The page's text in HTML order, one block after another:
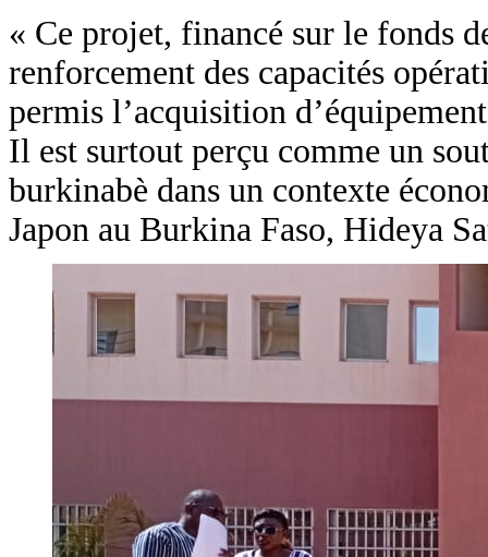
« Ce projet, financé sur le fonds
renforcement des capacités
permis l’acquisition
Il est surtout perçu comme un
burkinabè dans un contexte
Japon au Burkina Faso, Hideya